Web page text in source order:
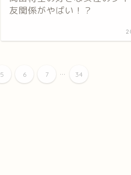
友関係がやばい！？
5 6 7 ... 34